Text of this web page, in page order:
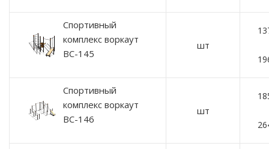
Спортивный
комплекс воркаут
ВС-145
шт
Спортивный
комплекс воркаут
ВС-146
шт